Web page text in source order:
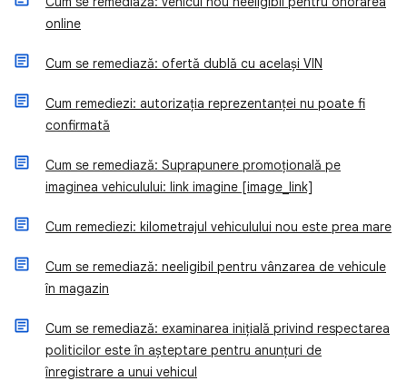
online
Cum se remediază: ofertă dublă cu același VIN
Cum remediezi: autorizația reprezentanței nu poate fi
confirmată
Cum se remediază: Suprapunere promoțională pe
imaginea vehiculului: link imagine [image_link]
Cum remediezi: kilometrajul vehiculului nou este prea mare
Cum se remediază: neeligibil pentru vânzarea de vehicule
în magazin
Cum se remediază: examinarea inițială privind respectarea
politicilor este în așteptare pentru anunțuri de
înregistrare a unui vehicul